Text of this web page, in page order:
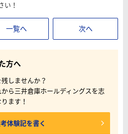
い！
一覧へ 次へ
方へ
しませんか？
ら三井倉庫ホールディングスを志
ます！
体験記を書く